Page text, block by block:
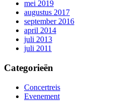
mei 2019
augustus 2017
september 2016
april 2014
juli 2013
juli 2011
Categorieën
Concertreis
Evenement